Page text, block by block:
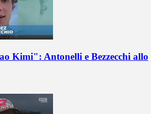
Kimi": Antonelli e Bezzecchi allo